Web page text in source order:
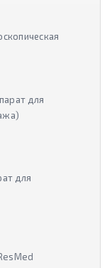
для
для